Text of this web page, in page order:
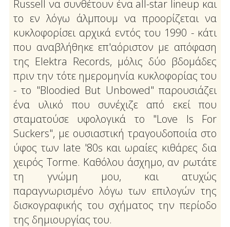
Russell να συνθέτουν ένα all-star lineup και
το εν λόγω άλμπουμ να προορίζεται να
κυκλοφορίσει αρχικά εντός του 1990 - κάτι
που αναβλήθηκε επ'αόριστον με απόφαση
της Elektra Records, μόλις δύο βδομάδες
πριν την τότε ημερομηνία κυκλοφορίας του
- το "Bloodied But Unbowed" παρουσιάζει
ένα υλικό που συνέχιζε από εκεί που
σταματούσε υφολογικά το "Love Is For
Suckers", με ουσιαστική τραγουδοποιία στο
ύφος των late '80s και ωραίες κιθάρες δια
χειρός Torme. Καθόλου άσχημο, αν ρωτάτε
τη γνώμη μου, και ατυχώς
παραγνωρισμένο λόγω των επιλογών της
δισκογραφικής του σχήματος την περίοδο
της δημιουργίας του.